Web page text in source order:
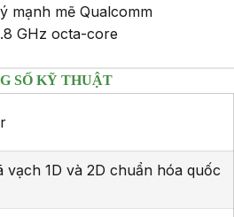
mạnh mẽ Qualcomm
GHz octa-core
SỐ KỸ THUẬT
vạch 1D và 2D chuẩn hóa quốc